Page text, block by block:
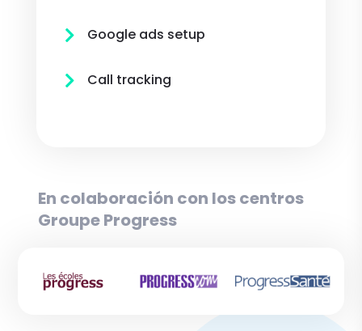
 Google ads setup
 Call tracking
En colaboración con los centros
Groupe Progress